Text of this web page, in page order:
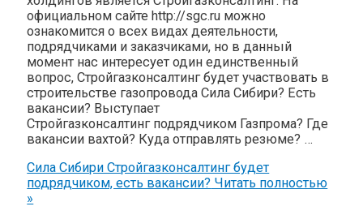
официальном сайте http://sgc.ru можно
ознакомится о всех видах деятельности,
подрядчиками и заказчиками, но в данный
момент нас интересует один единственный
вопрос, Стройгазконсалтинг будет участвовать в
строительстве газопровода Сила Сибири? Есть
вакансии? Выступает
Стройгазконсалтинг подрядчиком Газпрома? Где
вакансии вахтой? Куда отправлять резюме? …
Сила Сибири Стройгазконсалтинг будет
подрядчиком, есть вакансии? Читать полностью
»